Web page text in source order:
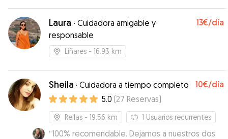
viaje Super contenta con el servicio”
Laura · Cuidadora amigable y
responsable
13€/día
Liñares - 16.93 km
Sheila · Cuidadora a tiempo completo 10€/día
5.0 (27 Reservas)
Rellas - 19.56 km 1 Usuarios recurrentes
“100% recomendable. Dejamos a nuestros dos